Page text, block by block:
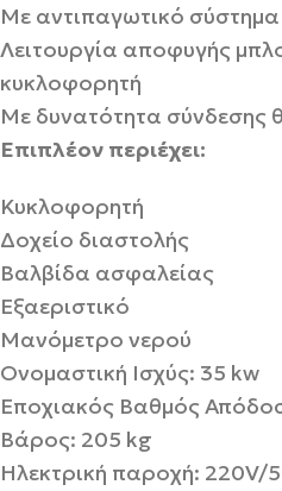
Με αντιπαγωτικό
Λειτουργία αποφυγής
κυκλοφορητή
Με δυνατότητα σύνδεσης
Επιπλέον περιέχει:
Κυκλοφορητή
Δοχείο διαστολής
Βαλβίδα ασφαλείας
Εξαεριστικό
Μανόμετρο νερού
Ονομαστική Ισχύς: 35 kw
Εποχιακός Βαθμός
Βάρος: 205 kg
Ηλεκτρική παροχή: 220V/